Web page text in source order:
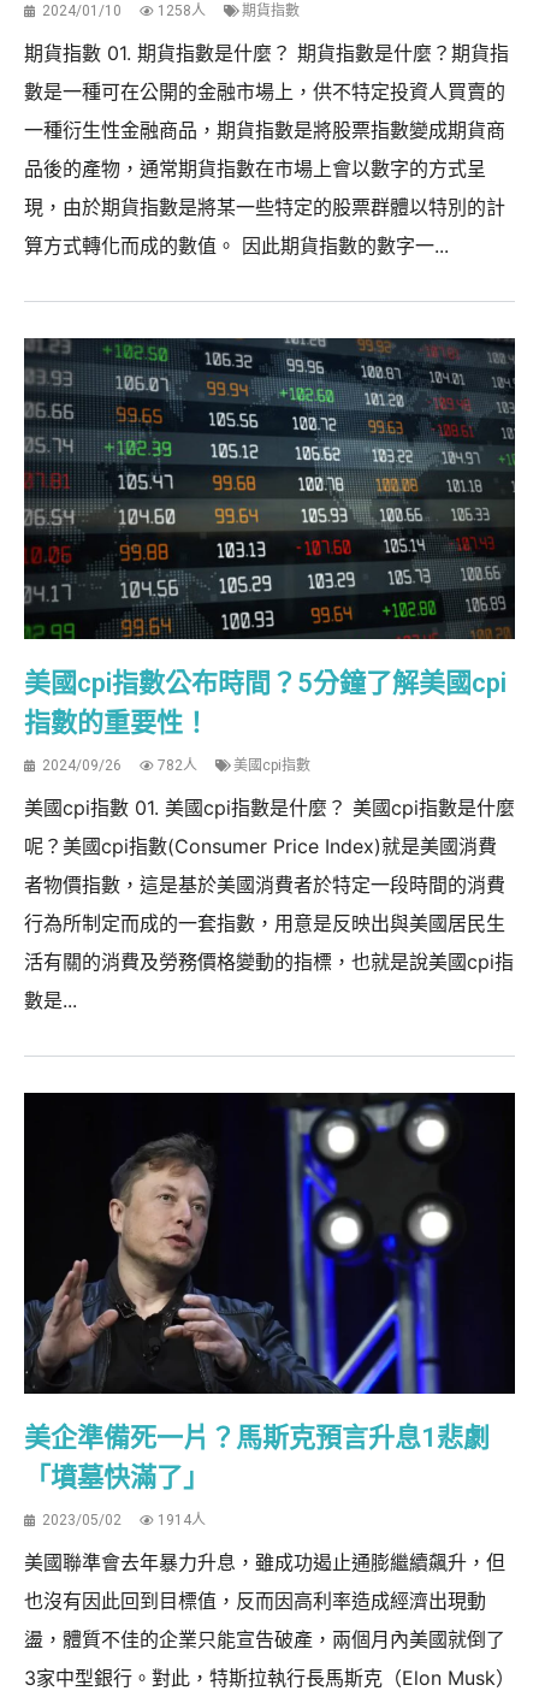
2024/01/10 1258人 期貨指數
期貨指數 01. 期貨指數是什麼？ 期貨指數是什麼？期貨指
數是一種可在公開的金融市場上，供不特定投資人買賣的
一種衍生性金融商品，期貨指數是將股票指數變成期貨商
品後的產物，通常期貨指數在市場上會以數字的方式呈
現，由於期貨指數是將某一些特定的股票群體以特別的計
算方式轉化而成的數值。 因此期貨指數的數字一...
美國cpi指數公布時間？5分鐘了解美國cpi
指數的重要性！
2024/09/26 782人 美國cpi指數
美國cpi指數 01. 美國cpi指數是什麼？ 美國cpi指數是什麼
呢？美國cpi指數(Consumer Price Index)就是美國消費
者物價指數，這是基於美國消費者於特定一段時間的消費
行為所制定而成的一套指數，用意是反映出與美國居民生
活有關的消費及勞務價格變動的指標，也就是說美國cpi指
數是...
美企準備死一片？馬斯克預言升息1悲劇
「墳墓快滿了」
2023/05/02 1914人
美國聯準會去年暴力升息，雖成功遏止通膨繼續飆升，但
也沒有因此回到目標值，反而因高利率造成經濟出現動
盪，體質不佳的企業只能宣告破產，兩個月內美國就倒了
3家中型銀行。對此，特斯拉執行長馬斯克（Elon Musk）